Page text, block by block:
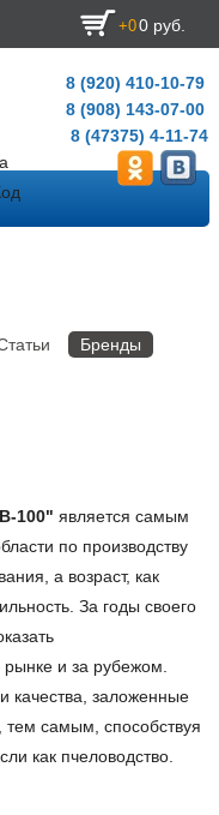
+00 руб.
8 (920) 410-10-79
8 (908) 143-07-00
8 (47375) 4-11-74
Бренды
100" является самым
по производству
а возраст, как
За годы своего
рынке и за рубежом.
качества, заложенные
самым, способствуя
как пчеловодство.